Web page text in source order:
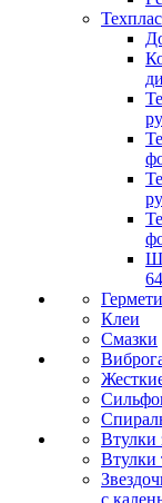
Клеи
Смазки
Втулки
Втулки
c